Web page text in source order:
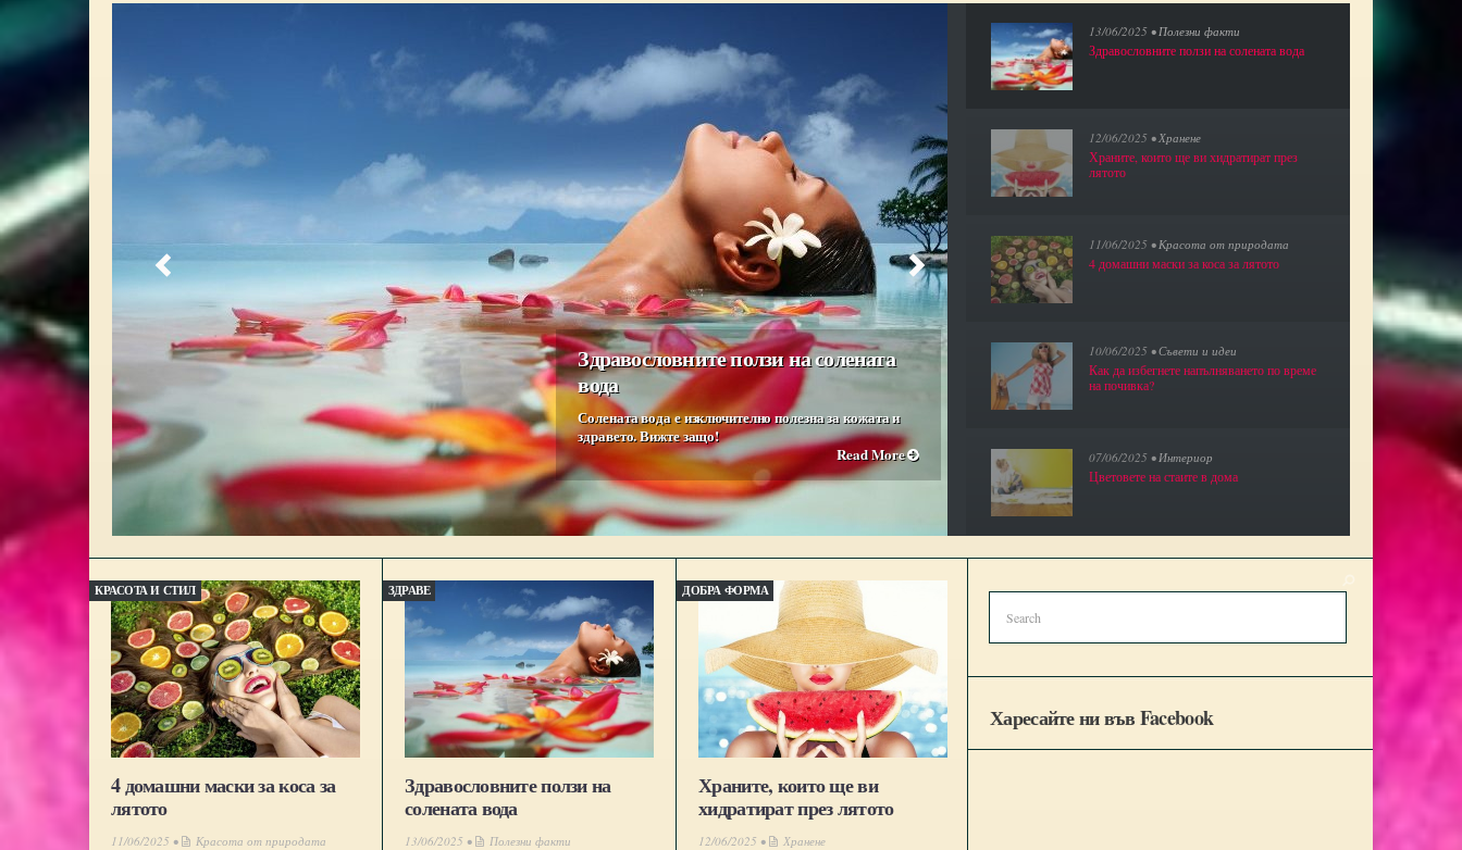
Здравословните ползи на солената
вода
Солената вода е изключително полезна за кожата и
здравето. Вижте защо!
Read More
13/06/2025 •Полезни факти
Здравословните ползи на солената вода
12/06/2025 •Хранене
Храните, които ще ви хидратират през
лятото
11/06/2025 •Красота от природата
4 домашни маски за коса за лятото
10/06/2025 •Съвети и идеи
Как да избегнете напълняването по време
на почивка?
07/06/2025 •Интериор
Цветовете на стаите в дома
КРАСОТА И СТИЛ
4 домашни маски за коса за
лятото
11/06/2025 • Красота от природата
ЗДРАВЕ
Здравословните ползи на
солената вода
13/06/2025 • Полезни факти
ДОБРА ФОРМА
Храните, които ще ви
хидратират през лятото
12/06/2025 • Хранене
Харесайте ни във Facebook